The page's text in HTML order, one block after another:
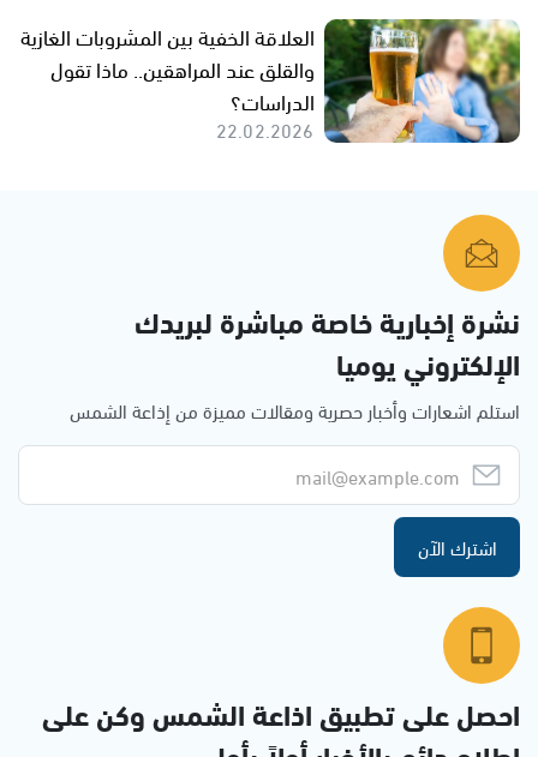
العلاقة الخفية بين المشروبات الغازية
والقلق عند المراهقين.. ماذا تقول
الدراسات؟
22.02.2026
نشرة إخبارية خاصة مباشرة لبريدك
الإلكتروني يوميا
استلم اشعارات وأخبار حصرية ومقالات مميزة من إذاعة الشمس
اشترك الآن
احصل على تطبيق اذاعة الشمس وكن على